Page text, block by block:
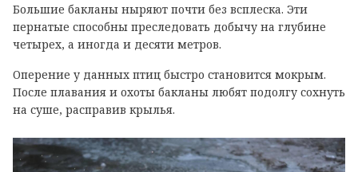
Большие бакланы ныряют почти без всплеска. Эти
пернатые способны преследовать добычу на глубине
четырех, а иногда и десяти метров.
Оперение у данных птиц быстро становится мокрым.
После плавания и охоты бакланы любят подолгу сохнуть
на суше, расправив крылья.